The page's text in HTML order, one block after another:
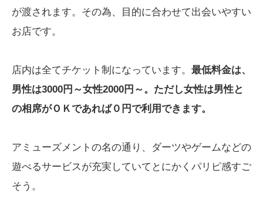
が渡されます。その為、目的に合わせて出会いやすい
お店です。
店内は全てチケット制になっています。 最低料金は、
男性は3000円～女性2000円～。ただし女性は男性と
の相席がＯＫであれば０円で利用できます。
アミューズメントの名の通り、ダーツやゲームなどの
遊べるサービスが充実していてとにかくパリピ感すご
そう。